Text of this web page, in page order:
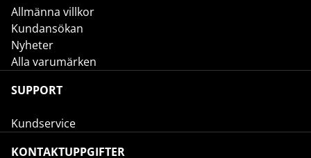
Allmänna villkor
Kundansökan
Nyheter
Alla varumärken
SUPPORT
Kundservice
KONTAKTUPPGIFTER